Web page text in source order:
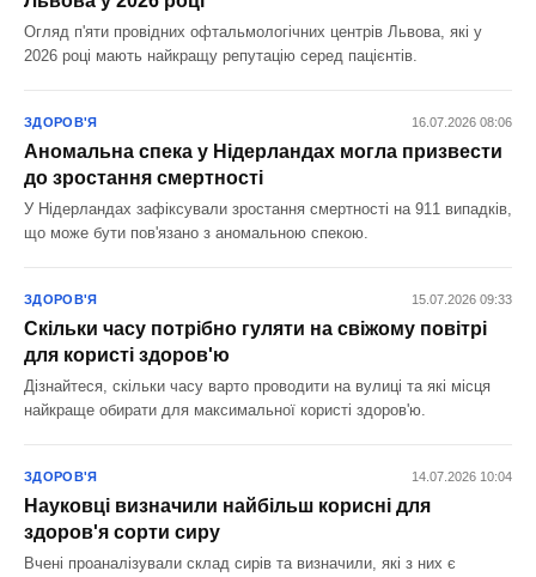
Огляд п'яти провідних офтальмологічних центрів Львова, які у
2026 році мають найкращу репутацію серед пацієнтів.
ЗДОРОВ'Я 16.07.2026 08:06
Аномальна спека у Нідерландах могла призвести
до зростання смертності
У Нідерландах зафіксували зростання смертності на 911 випадків,
що може бути пов'язано з аномальною спекою.
ЗДОРОВ'Я 15.07.2026 09:33
Скільки часу потрібно гуляти на свіжому повітрі
для користі здоров'ю
Дізнайтеся, скільки часу варто проводити на вулиці та які місця
найкраще обирати для максимальної користі здоров'ю.
ЗДОРОВ'Я 14.07.2026 10:04
Науковці визначили найбільш корисні для
здоров'я сорти сиру
Вчені проаналізували склад сирів та визначили, які з них є